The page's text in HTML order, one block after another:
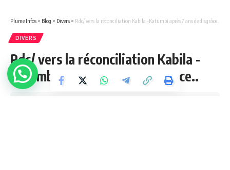
Plume Infos > Blog > Divers > Rdc/ vers la réconciliation Kabila -Katumbi après 7 ans de disgrâce..
DIVERS
Rdc/ vers la réconciliation Kabila -
Katumbi après 7 ans de disgrâce..